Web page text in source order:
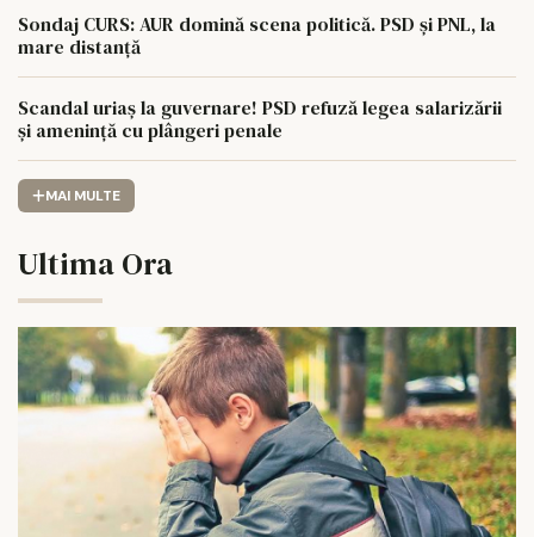
Sondaj CURS: AUR domină scena politică. PSD și PNL, la
mare distanță
Scandal uriaș la guvernare! PSD refuză legea salarizării
și amenință cu plângeri penale
MAI MULTE
Ultima Ora